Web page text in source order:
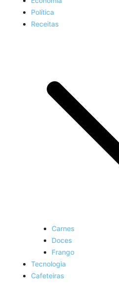
Política
Receitas
Carnes
Doces
Frango
Tecnologia
Cafeteiras